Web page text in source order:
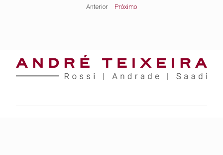
Anterior Próximo